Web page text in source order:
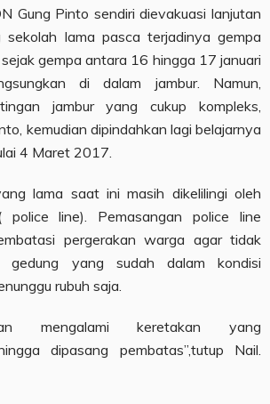
Gung Pinto sendiri dievakuasi lanjutan
sekolah lama pasca terjadinya gempa
gempa antara 16 hingga 17 januari
di dalam jambur. Namun,
jambur yang cukup kompleks,
kemudian dipindahkan lagi belajarnya
4 Maret 2017.
lama saat ini masih dikelilingi oleh
police line). Pemasangan police line
pergerakan warga agar tidak
gedung yang sudah dalam kondisi
rubuh saja.
mengalami keretakan yang
dipasang pembatas”,tutup Nail.